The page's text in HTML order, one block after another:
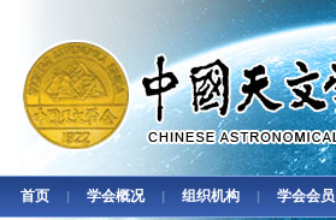
首页 | 学会概况 | 组织机构 | 学会会员